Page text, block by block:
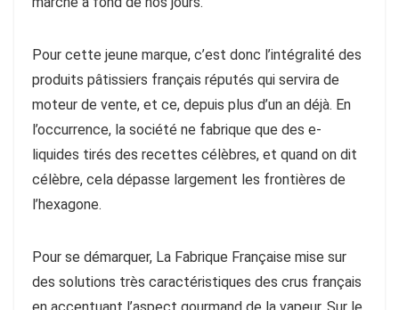
Pour cette jeune marque, c’est donc l’intégralité des
produits pâtissiers français réputés qui servira de
moteur de vente, et ce, depuis plus d’un an déjà. En
l’occurrence, la société ne fabrique que des e-
liquides tirés des recettes célèbres, et quand on dit
célèbre, cela dépasse largement les frontières de
l’hexagone.
Pour se démarquer, La Fabrique Française mise sur
des solutions très caractéristiques des crus français